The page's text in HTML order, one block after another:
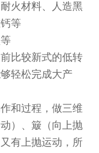
火材料、人造黑
等
前比较新式的低转
轻松完成大产
和过程，做三维
）、簸（向上抛
有上抛运动，所